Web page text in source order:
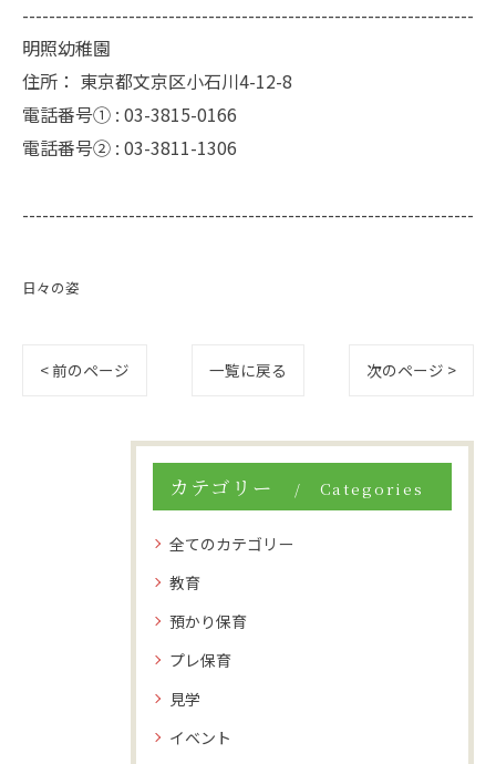
--------------------------------------------------------------------
明照幼稚園
住所： 東京都文京区小石川4-12-8
電話番号① : 03-3815-0166
電話番号② : 03-3811-1306
--------------------------------------------------------------------
日々の姿
< 前のページ 一覧に戻る 次のページ >
カテゴリー Categories
全てのカテゴリー
教育
預かり保育
プレ保育
見学
イベント